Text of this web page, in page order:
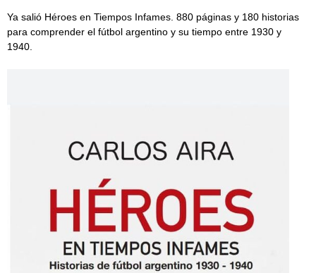
Ya salió Héroes en Tiempos Infames. 880 páginas y 180 historias
para comprender el fútbol argentino y su tiempo entre 1930 y
1940.